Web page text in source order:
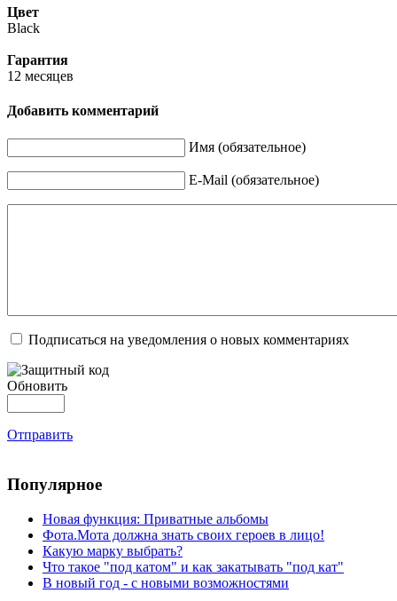
Цвет
Black
Гарантия
12 месяцев
Добавить комментарий
Имя (обязательное)
E-Mail (обязательное)
Подписаться на уведомления о новых комментариях
Обновить
Отправить
Популярное
Новая функция: Приватные альбомы
Фота.Мота должна знать своих героев в лицо!
Какую марку выбрать?
Что такое "под катом" и как закатывать "под кат"
В новый год - с новыми возможностями